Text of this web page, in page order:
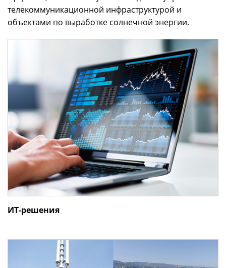
телекоммуникационной инфраструктурой и
объектами по выработке солнечной энергии.
ИТ-решения